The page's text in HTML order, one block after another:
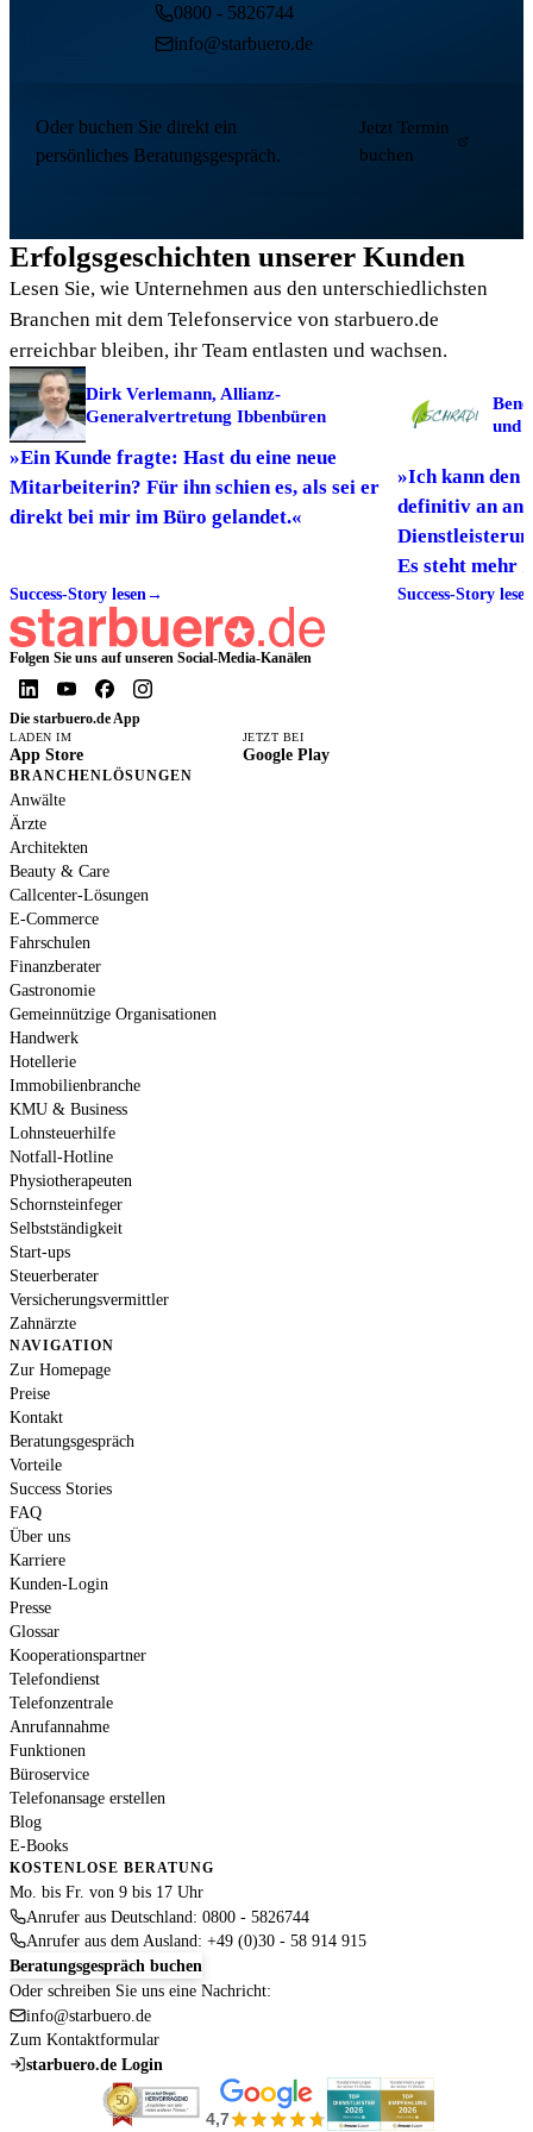
0800 - 5826744
info@starbuero.de
Oder buchen Sie direkt ein
persönliches Beratungsgespräch.
Jetzt Termin
buchen
Erfolgsgeschichten unserer Kunden
Lesen Sie, wie Unternehmen aus den unterschiedlichsten
Branchen mit dem Telefonservice von starbuero.de
erreichbar bleiben, ihr Team entlasten und wachsen.
Dirk Verlemann, Allianz-
Generalvertretung Ibbenbüren
»Ein Kunde fragte: Hast du eine neue
Mitarbeiterin? Für ihn schien es, als sei er
direkt bei mir im Büro gelandet.«
Success-Story lesen→
und
»Ich kann den
definitiv an
Es steht mehr
zur Verfügung
Success-Story
Folgen Sie uns auf unseren Social-Media-Kanälen
Die starbuero.de App
LADEN IM
App Store
JETZT BEI
Google Play
BRANCHENLÖSUNGEN
Anwälte
Ärzte
Architekten
Beauty & Care
Callcenter-Lösungen
E-Commerce
Fahrschulen
Finanzberater
Gastronomie
Gemeinnützige Organisationen
Handwerk
Hotellerie
Immobilienbranche
KMU & Business
Lohnsteuerhilfe
Notfall-Hotline
Physiotherapeuten
Schornsteinfeger
Selbstständigkeit
Start-ups
Steuerberater
Versicherungsvermittler
Zahnärzte
NAVIGATION
Zur Homepage
Preise
Kontakt
Beratungsgespräch
Vorteile
Success Stories
FAQ
Über uns
Karriere
Kunden-Login
Presse
Glossar
Kooperationspartner
Telefondienst
Telefonzentrale
Anrufannahme
Funktionen
Büroservice
Telefonansage erstellen
Blog
E-Books
KOSTENLOSE BERATUNG
Mo. bis Fr. von 9 bis 17 Uhr
Anrufer aus Deutschland: 0800 - 5826744
Anrufer aus dem Ausland: +49 (0)30 - 58 914 915
Beratungsgespräch buchen
Oder schreiben Sie uns eine Nachricht:
info@starbuero.de
Zum Kontaktformular
starbuero.de Login
4,7